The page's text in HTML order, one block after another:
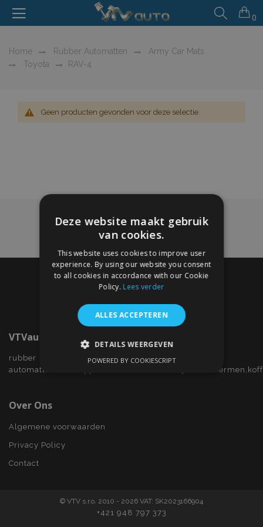
0
Home Rubber Automatten
Army Car Mats
Toyota
RAV-4
Geen producten gevonden voor deze selectie.
VTVauto.nl
rubber
Over Ons
Algemene voorwaarden
Privacy Policy
Contact
© VTV s.r.o. 2010 - 2026 VAT: SK2023166904
+421 948 797 373
Deze website maakt gebruik
van cookies.
This website uses cookies to improve user
experience. By using our website you consent
to all cookies in accordance with our Cookie
Policy. Lees verder
ALLES ACCEPTEREN
DETAILS WEERGEVEN
Strictly necessary cookies allow core website
functionality such as user login and account
POWERED BY COOKIESCRIPT